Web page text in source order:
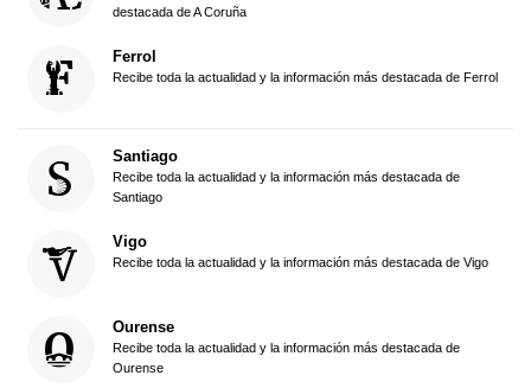
destacada de A Coruña
Ferrol
Recibe toda la actualidad y la información más destacada de Ferrol
Santiago
Recibe toda la actualidad y la información más destacada de
Santiago
Vigo
Recibe toda la actualidad y la información más destacada de Vigo
Ourense
Recibe toda la actualidad y la información más destacada de
Ourense